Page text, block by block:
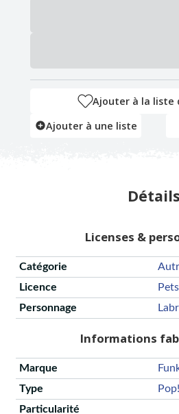
Ajouter à la liste
Ajouter à une liste
Détails
Licenses &
Catégorie
Licence
Pets
Personnage
Informations
Marque
Type
Pop!
Particularité